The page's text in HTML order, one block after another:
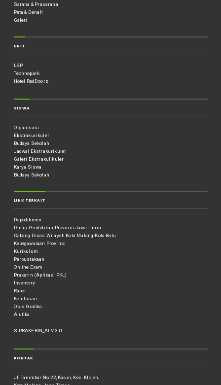
Sarana & Prasarana
Peta & Denah
Galeri
UNIT
LSP
Technopark
Hotel RedDoorz
SISWA
Organisasi
Ekstrakurikuler
Budaya Sekolah
Jadwal Ekstrakurikuler
Galeri Ekstrakulikuler
Karya Siswa
Budaya Sekolah
LINK TERKAIT
Dapodikmen
Dinas Pendidikan Provinsi Jawa Timur
Cabang Dinas Wilayah Kota Malang-Kota Batu
Kepegawaiaan Provinsi
Kurikulum
Perpustakaan
Online Exam
Prakerin (Aplikasi PKL)
Inventory
Rapor
Kelulusan
Osis Grafika
Alufika
SIPRAKERIN_AI V.3.0
KONTAK
Jl. Tanimbar No.22, Kasin, Kec. Klojen,